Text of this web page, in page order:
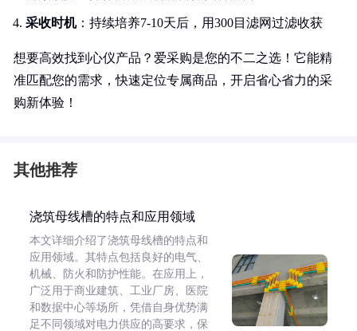
采收时机：持续培养7-10天后，用300目滤网过滤收获
想要高效找到心仪产品？爱采购是您的不二之选！它能精
准匹配您的需求，快速定位专属商品，开启省心省力的采
购新体验！
其他推荐
浇筑母线槽的特点和应用领域
本文详细介绍了浇筑母线槽的特点和
应用领域。其特点包括良好的电气、
机械、防火和防护性能。在应用上，
广泛用于商业建筑、工业厂房、医院
和数据中心等场所，凭借自身优势满
足不同领域对电力供应的高要求，保